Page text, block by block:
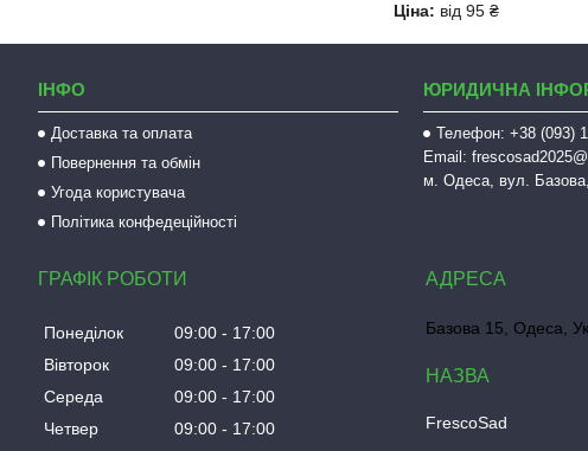
Ціна: від 95 ₴
ІНФО
Доставка та оплата
Повернення та обмін
Угода користувача
Політика конфедеційності
ЮРИДИЧНА
Телефон: +38 (093)
Email:
м. Одеса, вул.
ГРАФІК РОБОТИ
Понеділок 09:00
17:00
Вівторок
09:00
17:00
Середа
09:00
17:00
Четвер
09:00 17:00
Базова 15, Одеса,
FrescoSad